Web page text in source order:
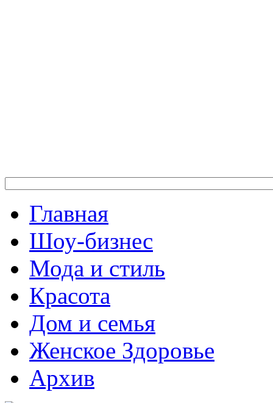
Главная
Шоу-бизнес
Мода и стиль
Красота
Дом и семья
Женское Здоровье
Архив